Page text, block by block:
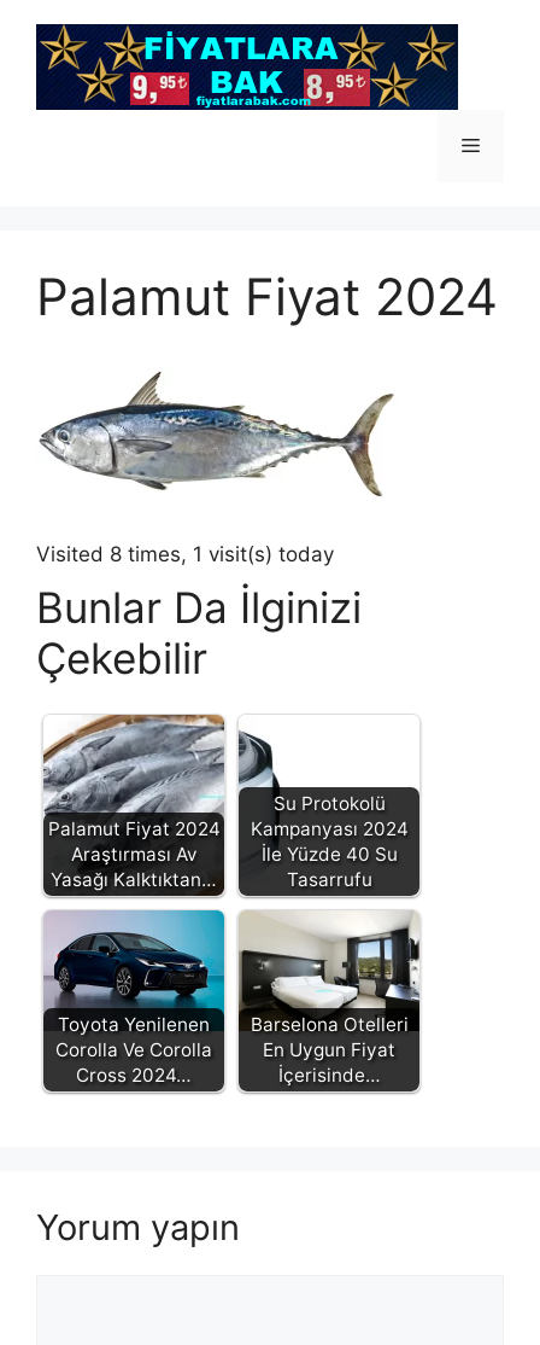
Menü
Palamut Fiyat 2024
Visited 8 times, 1 visit(s) today
Bunlar Da İlginizi
Çekebilir
Palamut Fiyat 2024
Araştırması Av
Yasağı Kalktıktan…
Su Protokolü
Kampanyası 2024
İle Yüzde 40 Su
Tasarrufu
Toyota Yenilenen
Corolla Ve Corolla
Cross 2024…
Barselona Otelleri
En Uygun Fiyat
İçerisinde…
Yorum yapın